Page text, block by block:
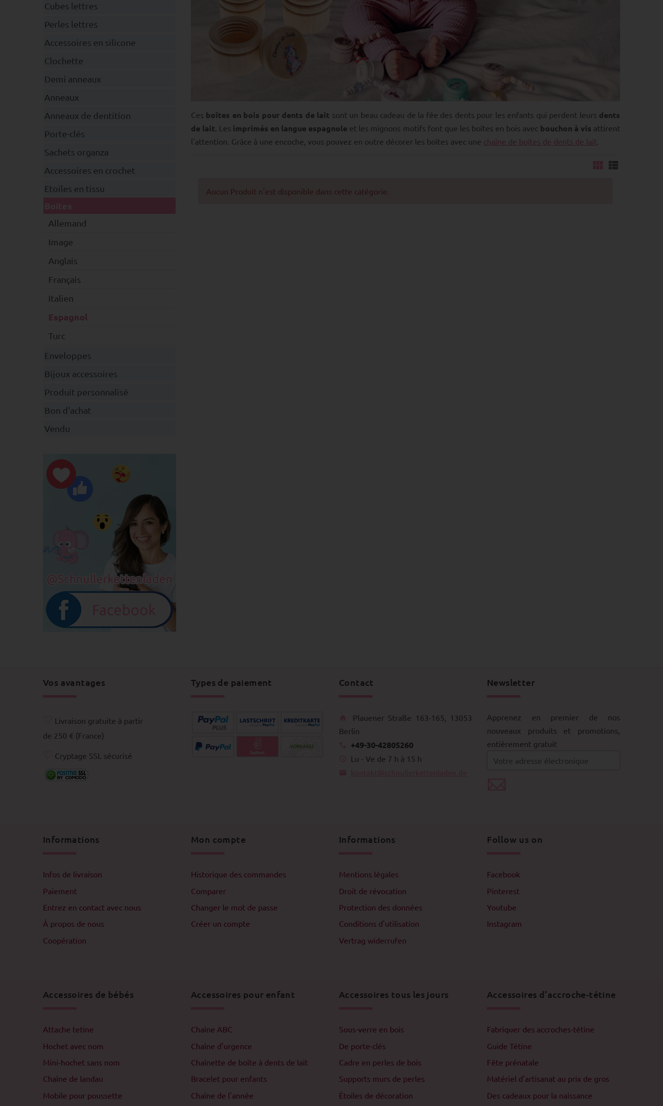
Ces boîtes en bois pour dents de lait sont un beau cadeau de la fée des dents pour les enfants qui perdent leurs dents
de lait . Les imprimés en langue espagnole et les mignons motifs font que les boîtes en bois avec bouchon à vis attirent
l'attention. Grâce à une encoche, vous pouvez en outre décorer les boîtes avec une chaîne de boîtes de dents de lait
Aucun Produit n'est disponible dans cette catégorie.
Cubes lettres
Perles lettres
Accessoires en silicone
Clochette
Demi anneaux
Anneaux
Anneaux de dentition
Porte-clés
Sachets organza
Accessoires en crochet
Etoiles en tissu
Allemand
Image
Anglais
Français
Italien
Espagnol
Turc
Enveloppes
Bijoux accessoires
Produit personnalisé
Bon d'achat
Vendu
Vos avantages
Livraison gratuite à partir
de 250 € (France)
Cryptage SSL sécurisé
Types de paiement Contact
Plauener Straße 163-165, 13053
Berlin
+49-30-42805260
Lu - Ve de 7 h à 15 h
Newsletter
Apprenez en premier de nos
nouveaux produits et promotions,
entièrement gratuit
Informations
Infos de livraison
Paiement
Entrez en contact avec nous
À propos de nous
Coopération
Mon compte
Historique des commandes
Comparer
Changer le mot de passe
Créer un compte
Informations
Mentions légales
Droit de révocation
Protection des données
Conditions d'utilisation
Vertrag widerrufen
Follow us on
Facebook
Pinterest
Youtube
Instagram
Accessoires de bébés
Attache tetine
Hochet avec nom
Mini-hochet sans nom
Chaîne de landau
Mobile pour poussette
Accessoires pour enfant
Chaîne ABC
Chaîne d'urgence
Chaînette de boîte à dents de lait
Bracelet pour enfants
Chaîne de l'année
Accessoires tous les jours
Sous-verre en bois
De porte-clés
Cadre en perles de bois
Supports murs de perles
Étoiles de décoration
Accessoires d'accroche-tétine
Fabriquer des accroches-tétine
Guide Tétine
Fête prénatale
Matériel d'artisanat au prix de gros
Des cadeaux pour la naissance